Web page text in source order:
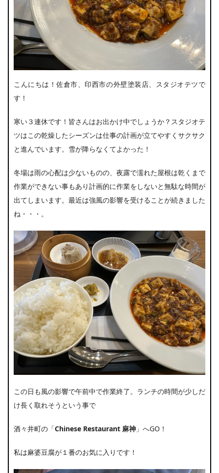
こんにちは！佐倉市、印西市の外壁塗装店、スタジオテツで
す！
寒い３連休です！皆さんはお出かけ中でしょうか？スタジオテ
ツはこの乾燥したシーズンは仕事の計画が立てやすくサクサク
と進んでいます。雪が降らなくてよかった！
冬場は雨の心配は少ないものの、夜露で濡れた屋根は乾くまで
作業ができない事もあり計画的に作業をしないと無駄な時間が
出てしまいます。最近は強風の影響を受けることが続きました
ね・・・。
この日も風の影響で午前中で作業終了。ランチの時間が少しだ
け長く取れそうという事で
酒々井町の「Chinese Restaurant 麻神 」へGO！
私は麻婆豆腐が１番のお気に入りです！